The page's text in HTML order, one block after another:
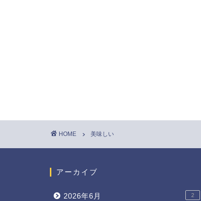
HOME 美味しい
アーカイブ
2026年6月 2